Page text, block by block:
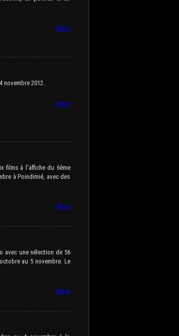
More
novembre 2012.
More
films à l’affiche du 6ème
à Poindimié, avec des
More
avec une sélection de 56
au 5 novembre. Le
More